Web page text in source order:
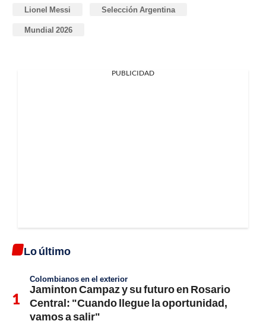
Lionel Messi Selección Argentina
Mundial 2026
PUBLICIDAD
Lo último
Colombianos en el exterior
Jaminton Campaz y su futuro en Rosario
Central: "Cuando llegue la oportunidad,
vamos a salir"